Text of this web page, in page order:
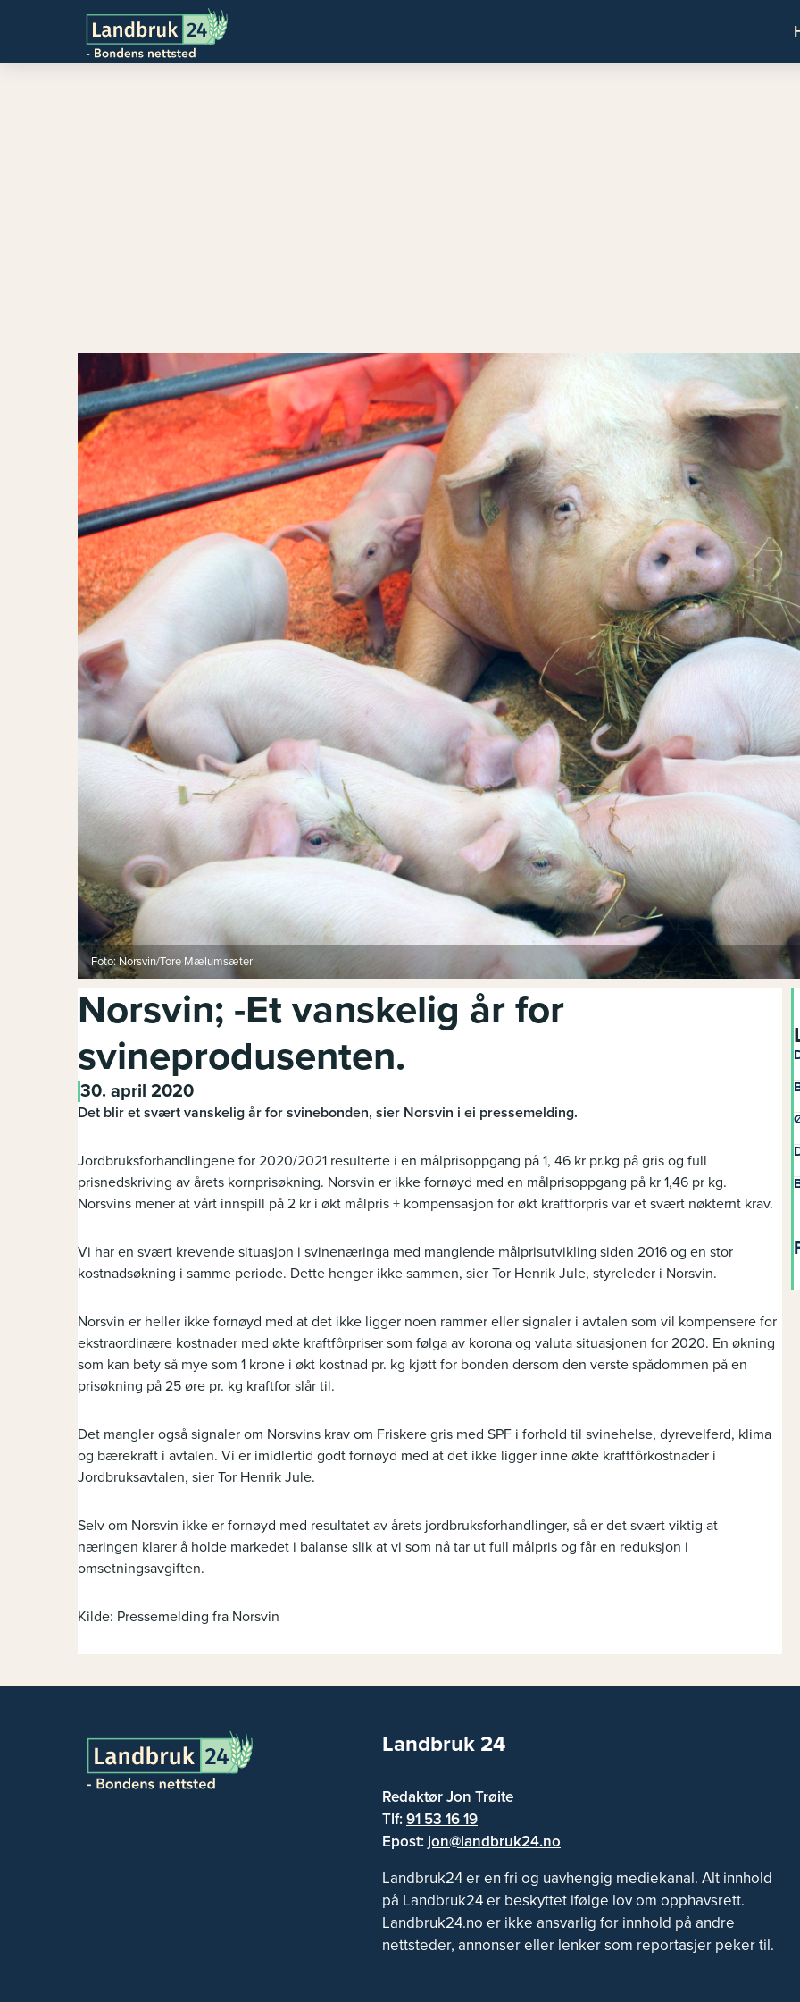
Foto: Norsvin/Tore Mælumsæter
Norsvin; -Et vanskelig år for
svineprodusenten.
30. april 2020
Det blir et svært vanskelig år for svinebonden, sier Norsvin i ei pressemelding.
Jordbruksforhandlingene for 2020/2021 resulterte i en målprisoppgang på 1, 46 kr pr.kg på gris og full
prisnedskriving av årets kornprisøkning. Norsvin er ikke fornøyd med en målprisoppgang på kr 1,46 pr kg.
Norsvins mener at vårt innspill på 2 kr i økt målpris + kompensasjon for økt kraftforpris var et svært nøkternt krav.
Vi har en svært krevende situasjon i svinenæringa med manglende målprisutvikling siden 2016 og en stor
kostnadsøkning i samme periode. Dette henger ikke sammen, sier Tor Henrik Jule, styreleder i Norsvin.
Norsvin er heller ikke fornøyd med at det ikke ligger noen rammer eller signaler i avtalen som vil kompensere for
ekstraordinære kostnader med økte kraftfôrpriser som følga av korona og valuta situasjonen for 2020. En økning
som kan bety så mye som 1 krone i økt kostnad pr. kg kjøtt for bonden dersom den verste spådommen på en
prisøkning på 25 øre pr. kg kraftfor slår til.
Det mangler også signaler om Norsvins krav om Friskere gris med SPF i forhold til svinehelse, dyrevelferd, klima
og bærekraft i avtalen. Vi er imidlertid godt fornøyd med at det ikke ligger inne økte kraftfôrkostnader i
Jordbruksavtalen, sier Tor Henrik Jule.
Selv om Norsvin ikke er fornøyd med resultatet av årets jordbruksforhandlinger, så er det svært viktig at
næringen klarer å holde markedet i balanse slik at vi som nå tar ut full målpris og får en reduksjon i
omsetningsavgiften.
Kilde: Pressemelding fra Norsvin
Landbruk 24
Redaktør Jon Trøite
Tlf:91 53 16 19
Epost: jon@landbruk24.no
Landbruk24 er en fri og uavhengig mediekanal. Alt innhold
på Landbruk24 er beskyttet ifølge lov om opphavsrett.
Landbruk24.no er ikke ansvarlig for innhold på andre
nettsteder, annonser eller lenker som reportasjer peker til.